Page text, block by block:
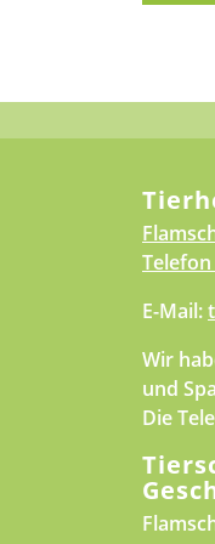
Telefon
E-Mail:
Wir
und
Die